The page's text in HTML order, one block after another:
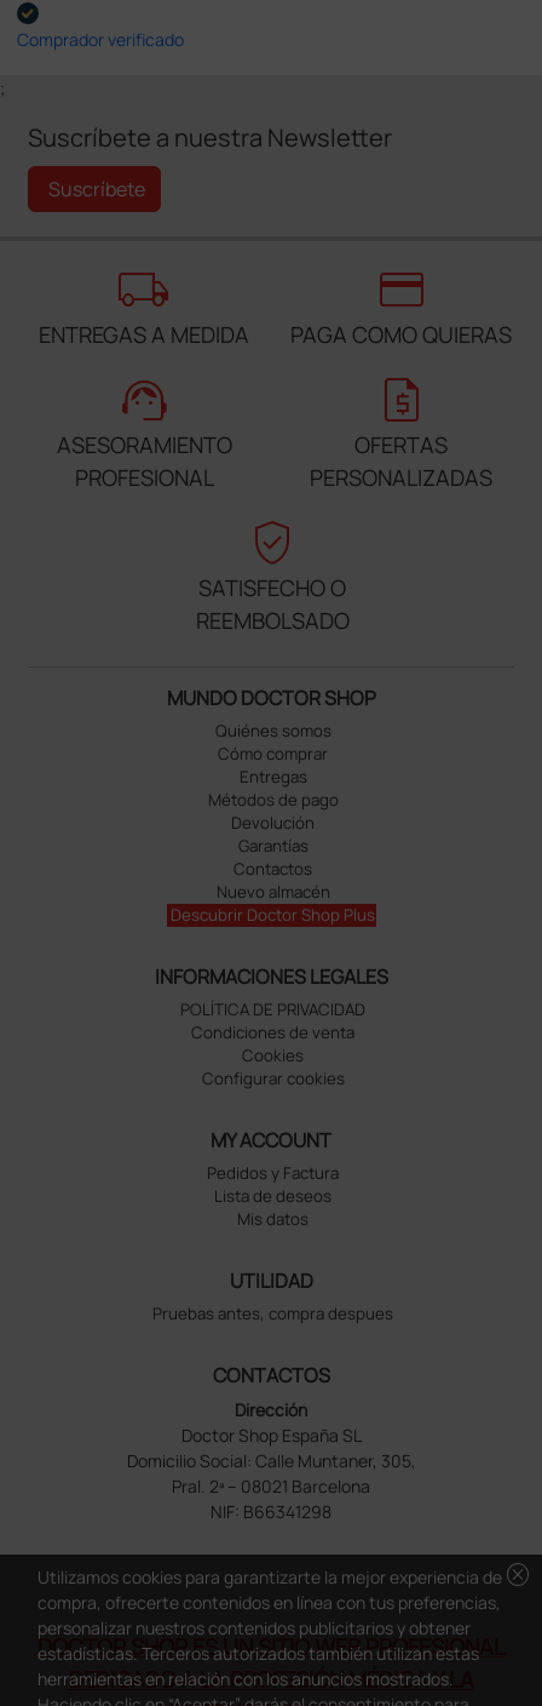
Comprador verificado
;
Suscríbete a nuestra Newsletter
Suscríbete
local_shipping
ENTREGAS A MEDIDA
credit_card
PAGA COMO QUIERAS
support_agent
ASESORAMIENTO
PROFESIONAL
request_quote
OFERTAS
PERSONALIZADAS
verified_user
SATISFECHO O
REEMBOLSADO
MUNDO DOCTOR SHOP
Quiénes somos
Cómo comprar
Entregas
Métodos de pago
Devolución
Garantías
Contactos
Nuevo almacén
Descubrir Doctor Shop Plus
INFORMACIONES LEGALES
POLÍTICA DE PRIVACIDAD
Condiciones de venta
Cookies
Configurar cookies
MY ACCOUNT
Pedidos y Factura
Lista de deseos
Mis datos
UTILIDAD
Pruebas antes, compra despues
CONTACTOS
Dirección
Doctor Shop España SL
Domicilio Social: Calle Muntaner, 305,
Pral. 2ª – 08021 Barcelona
NIF: B66341298
DOCTOR SHOP ES UN SITIO WEB PROFESIONAL
DEDICADO A LA PROFESIÓN MÉDICA Y LA
cancel
Utilizamos cookies para garantizarte la mejor experiencia de
compra, ofrecerte contenidos en línea con tus preferencias,
personalizar nuestros contenidos publicitarios y obtener
estadísticas. Terceros autorizados también utilizan estas
herramientas en relación con los anuncios mostrados.